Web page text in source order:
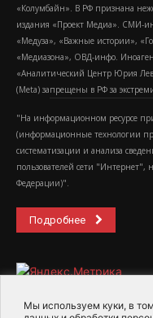
Мы используем куки, в
«Колумбайн». В РФ признана
издания «Проект Медиа». СМИ-
«Медуза», «Важные истории»,
«Медиазона», ОВД-инфо.
«Аналитический Центр Юрия
(Metа) запрещены в РФ за
"На информационном ресурсе
(информационные технологии
систематизации и анализа
пользователей сети "Интернет",
Федерации)".
Подробнее